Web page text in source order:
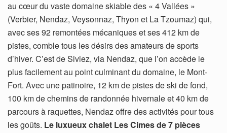
au cœur du vaste domaine skiable des « 4 Vallées »
(Verbier, Nendaz, Veysonnaz, Thyon et La Tzoumaz) qui,
avec ses 92 remontées mécaniques et ses 412 km de
pistes, comble tous les désirs des amateurs de sports
d’hiver. C’est de Siviez, via Nendaz, que l’on accède le
plus facilement au point culminant du domaine, le Mont-
Fort. Avec une patinoire, 12 km de pistes de ski de fond,
100 km de chemins de randonnée hivernale et 40 km de
parcours à raquettes, Nendaz offre des activités pour tous
les goûts. Le luxueux chalet Les Cimes de 7 pièces